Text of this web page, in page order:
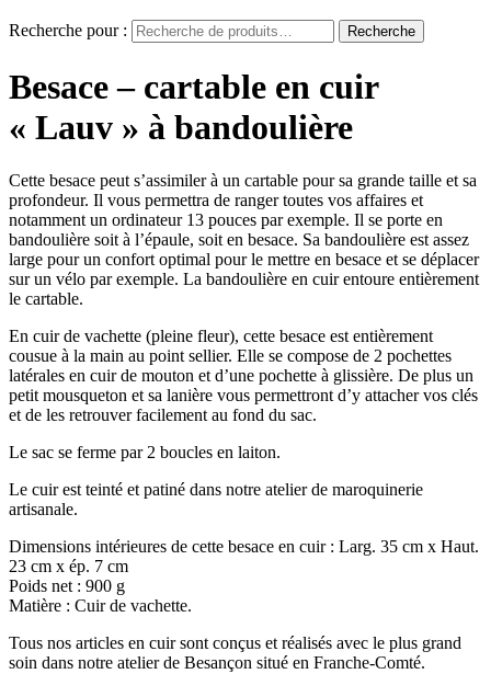
Recherche pour : Recherche
Besace – cartable en cuir
« Lauv » à bandoulière
Cette besace peut s’assimiler à un cartable pour sa grande taille et sa
profondeur. Il vous permettra de ranger toutes vos affaires et
notamment un ordinateur 13 pouces par exemple. Il se porte en
bandoulière soit à l’épaule, soit en besace. Sa bandoulière est assez
large pour un confort optimal pour le mettre en besace et se déplacer
sur un vélo par exemple. La bandoulière en cuir entoure entièrement
le cartable.
En cuir de vachette (pleine fleur), cette besace est entièrement
cousue à la main au point sellier. Elle se compose de 2 pochettes
latérales en cuir de mouton et d’une pochette à glissière. De plus un
petit mousqueton et sa lanière vous permettront d’y attacher vos clés
et de les retrouver facilement au fond du sac.
Le sac se ferme par 2 boucles en laiton.
Le cuir est teinté et patiné dans notre atelier de maroquinerie
artisanale.
Dimensions intérieures de cette besace en cuir : Larg. 35 cm x Haut.
23 cm x ép. 7 cm
Poids net : 900 g
Matière : Cuir de vachette.
Tous nos articles en cuir sont conçus et réalisés avec le plus grand
soin dans notre atelier de Besançon situé en Franche-Comté.